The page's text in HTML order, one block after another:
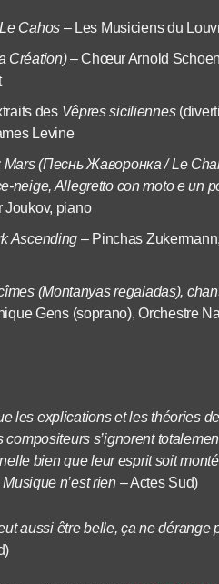
Cahos– Les Musiciens du
Création)– Chœur Arnold
des Vêpres siciliennes
Levine
Mars (Песнь Жаворонка / Le
neige, Allegretto con moto e un
Joukov, piano
Ascending – Pinchas
(Montanyas regaladas),
Gens (soprano), Orchestre
les explications et les théories
s’ignorent
bien que leur esprit soit
n’est rien– Actes Sud)
aussi être belle, ça ne dérange